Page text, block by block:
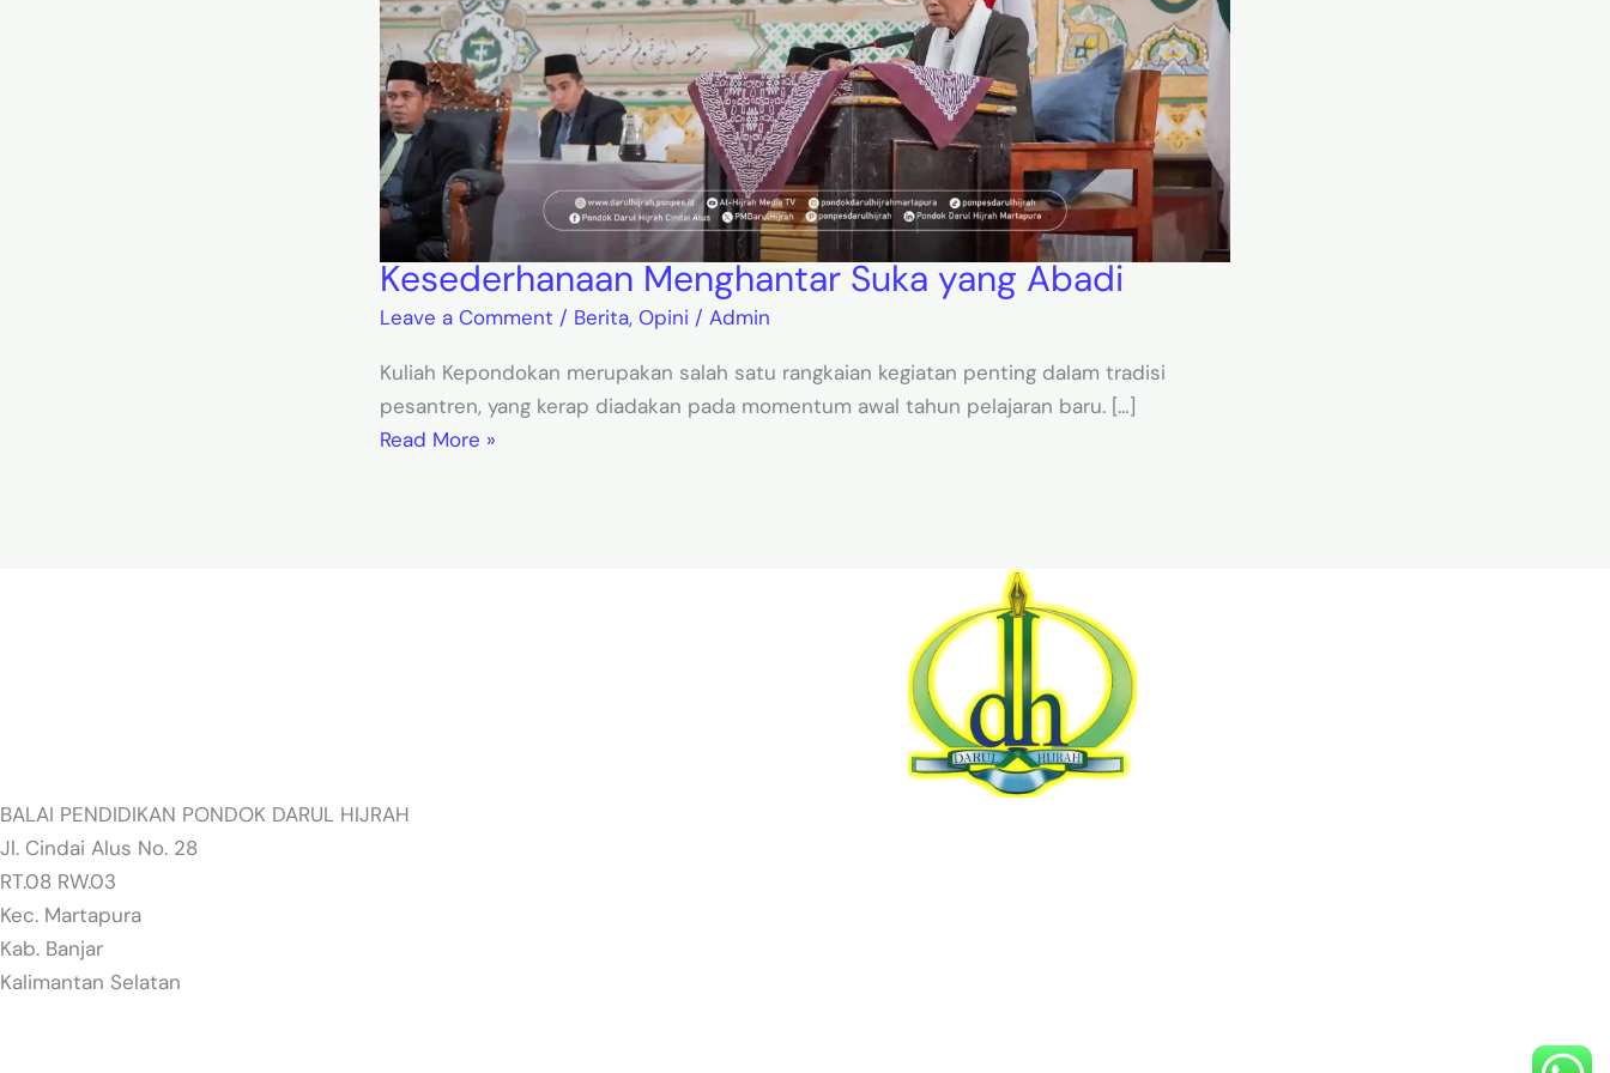
Kesederhanaan Menghantar Suka yang Abadi
Leave a Comment / Berita, Opini / Admin
Kuliah Kepondokan merupakan salah satu rangkaian kegiatan penting dalam tradisi
pesantren, yang kerap diadakan pada momentum awal tahun pelajaran baru. […]
Read More »
BALAI PENDIDIKAN PONDOK DARUL HIJRAH
Jl. Cindai Alus No. 28
RT.08 RW.03
Kec. Martapura
Kab. Banjar
Kalimantan Selatan